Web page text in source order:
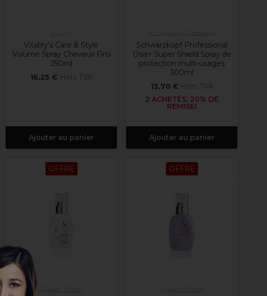
Vitality's Care & Style
Volume Spray Cheveux Fins
250ml
16,25 € Hors TVA
Ajouter au panier
Schwarzkopf Professional
Osis+ Super Shield Spray de
protection multi-usages
300ml
13,70 € Hors TVA
2 ACHETÉS, 20% DE
REMISE!
Ajouter au panier
OFFRE OFFRE